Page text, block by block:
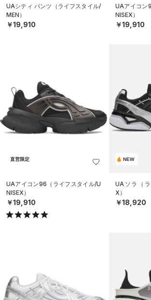
UAシティ パンツ（ライフスタイル/
MEN）
￥19,910
UAアイコン
NISEX）
￥19,910
直営限定
UAアイコン96（ライフスタイル/U
NISEX）
￥19,910
NEW
UAソラ（
X）
￥18,920